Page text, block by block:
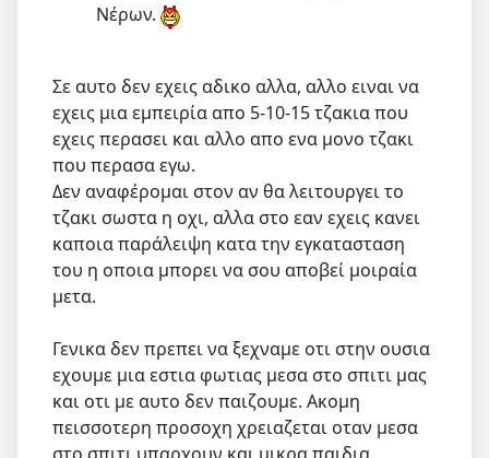
Νέρων.
Σε αυτο δεν εχεις αδικο αλλα, αλλο ειναι να
εχεις μια εμπειρία απο 5-10-15 τζακια που
εχεις περασει και αλλο απο ενα μονο τζακι
που περασα εγω.
Δεν αναφέρομαι στον αν θα λειτουργει το
τζακι σωστα η οχι, αλλα στο εαν εχεις κανει
καποια παράλειψη κατα την εγκατασταση
του η οποια μπορει να σου αποβεί μοιραία
μετα.
Γενικα δεν πρεπει να ξεχναμε οτι στην ουσια
εχουμε μια εστια φωτιας μεσα στο σπιτι μας
και οτι με αυτο δεν παιζουμε. Ακομη
πεισσοτερη προσοχη χρειαζεται οταν μεσα
στο σπιτι υπαρχουν και μικρα παιδια